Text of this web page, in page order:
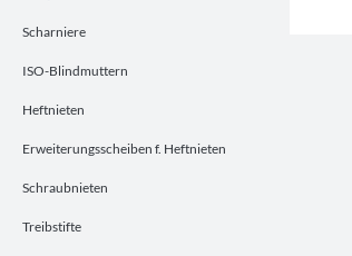
Scharniere
ISO-Blindmuttern
Heftnieten
Erweiterungsscheiben f. Heftnieten
Schraubnieten
Treibstifte